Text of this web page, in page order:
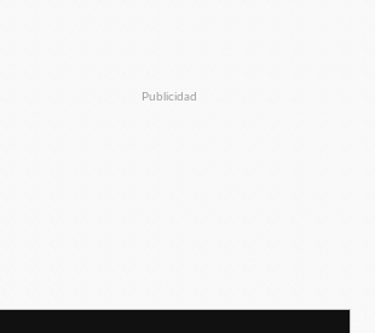
Publicidad